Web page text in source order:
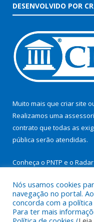
DESENVOLVIDO POR
Muito mais que criar site
Realizamos uma
contrato que todas as
pública serão atendidas.
Conheça o PNTP e o
Todos os direitos
Nós usamos cookies
navegação no portal.
concorda com a
Para ter mais